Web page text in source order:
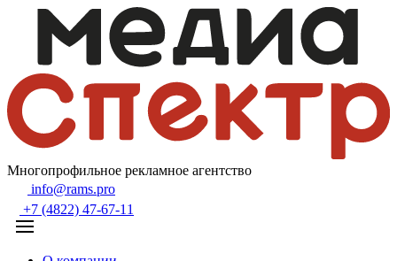
Многопрофильное рекламное агентство
info@rams.pro
+7 (4822) 47-67-11